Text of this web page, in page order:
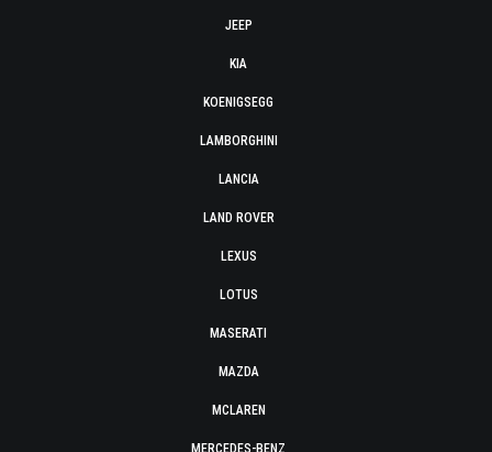
JEEP
KIA
KOENIGSEGG
LAMBORGHINI
LANCIA
LAND ROVER
LEXUS
LOTUS
MASERATI
MAZDA
MCLAREN
MERCEDES-BENZ